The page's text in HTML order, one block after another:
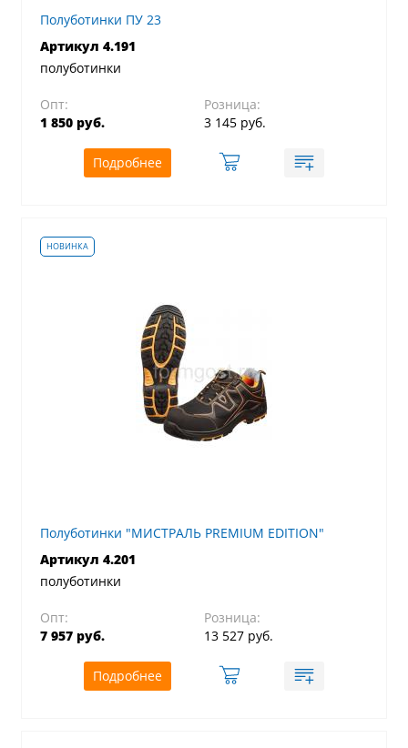
Полуботинки ПУ 23
Артикул 4.191
полуботинки
Опт:
1 850 руб.
Розница:
3 145 руб.
Подробнее
Полуботинки "МИСТРАЛЬ PREMIUM EDITION"
Артикул 4.201
полуботинки
Опт:
7 957 руб.
Розница:
13 527 руб.
Подробнее